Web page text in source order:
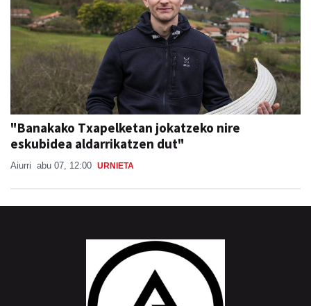
"Banakako Txapelketan jokatzeko nire
eskubidea aldarrikatzen dut"
Aiurri abu 07, 12:00 URNIETA